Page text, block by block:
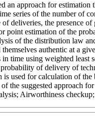
an approach for
series of the number of
deliveries, the presence
point estimation of the
of the distribution law
authentic at a
time using weighted least
of delivery of
used for calculation of
the suggested approach
Airworthiness